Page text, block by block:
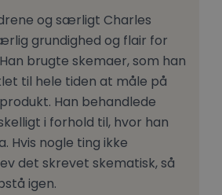
og særligt Charles
grundighed og flair for
brugte skemaer, som han
til hele tiden at måle på
Han behandlede
i forhold til, hvor han
Hvis nogle ting ikke
det skrevet skematisk, så
igen.